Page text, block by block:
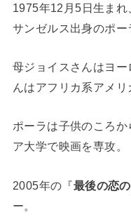
1975年12月5日生まれ
サンゼルス出身のポー
母ジョイスさんはヨ
んはアフリカ系アメリ
ポーラは子供のころ
ア大学で映画を専攻。
2005年の『最後の恋
ー。